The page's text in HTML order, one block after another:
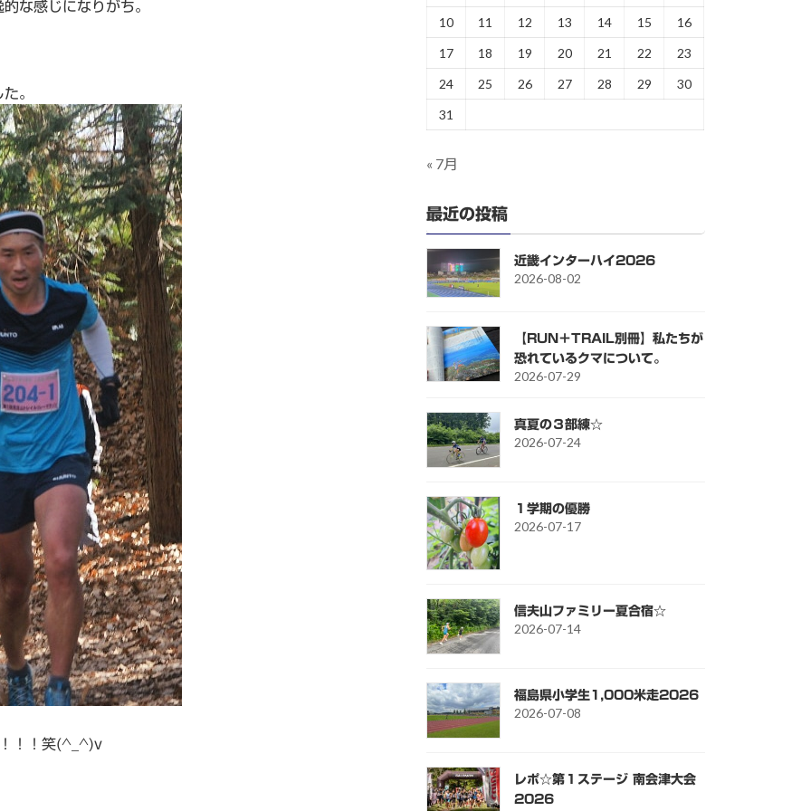
な感じになりがち。
。
！！笑(^_^)v
10 11 12 13 14 15
16
17
18 19 20 21 22
23
24
25 26 27 28 29
30
31
« 7月
最近の投稿
近畿インターハイ2026
2026-08-02
【RUN＋TRAIL別冊】私たちが
恐れているクマについて。
2026-07-29
真夏の３部練☆
2026-07-24
１学期の優勝
2026-07-17
信夫山ファミリー夏合宿☆
2026-07-14
福島県小学生1,000米走2026
2026-07-08
レポ☆第１ステージ 南会津大会
2026